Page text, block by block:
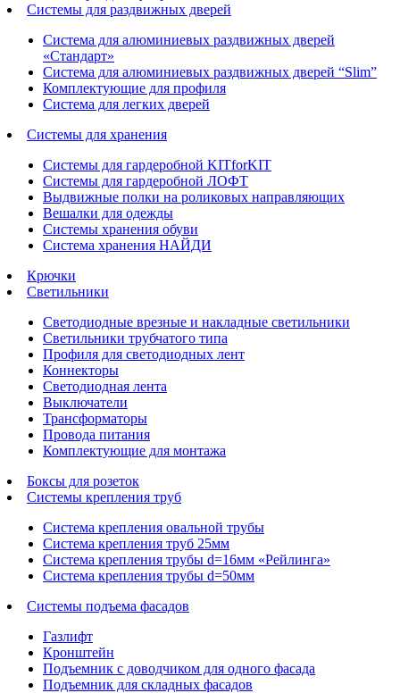
Системы для раздвижных дверей
Система для алюминиевых раздвижных дверей
«Стандарт»
Система для алюминиевых раздвижных дверей “Slim”
Комплектующие для профиля
Система для легких дверей
Системы для хранения
Системы для гардеробной KITforKIT
Системы для гардеробной ЛОФТ
Выдвижные полки на роликовых направляющих
Вешалки для одежды
Системы хранения обуви
Система хранения НАЙДИ
Крючки
Светильники
Светодиодные врезные и накладные светильники
Светильники трубчатого типа
Профиля для светодиодных лент
Коннекторы
Светодиодная лента
Выключатели
Трансформаторы
Провода питания
Комплектующие для монтажа
Боксы для розеток
Системы крепления труб
Система крепления овальной трубы
Система крепления труб 25мм
Система крепления трубы d=16мм «Рейлинга»
Система крепления трубы d=50мм
Системы подъема фасадов
Газлифт
Кронштейн
Подъемник с доводчиком для одного фасада
Подъемник для складных фасадов